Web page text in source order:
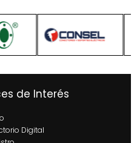
de Interés
Digital